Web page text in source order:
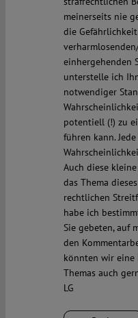
meinerseits nie
die
einhergehenden
unterstelle ich
notwendiger
potentiell (!) zu
führen kann.
Auch diese
das Thema
rechtlichen
habe ich
Sie gebeten, auf
den
könnten wir eine
Themas auch
LG